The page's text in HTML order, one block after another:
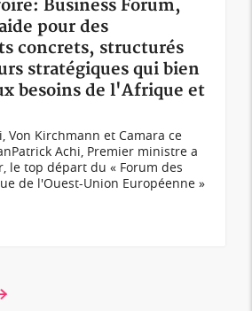
Business Forum,
pour des
concrets, structurés
stratégiques qui bien
besoins de l'Afrique et
Von Kirchmann et Camara ce
Patrick Achi, Premier ministre a
le top départ du « Forum des
de l'Ouest-Union Européenne »